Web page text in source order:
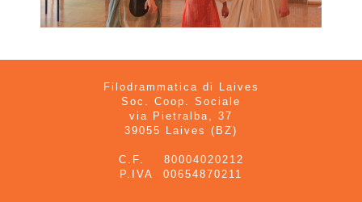
Filodrammatica di Laives
Soc. Coop. Sociale
via Pietralba, 37
39055 Laives (BZ)
C.F. 80004020212
P.IVA 00654870211